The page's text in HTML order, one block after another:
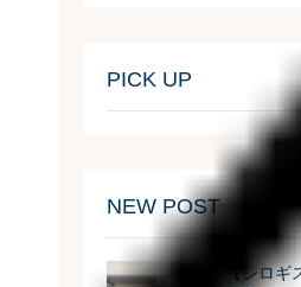
PICK UP
NEW POST
【シロ